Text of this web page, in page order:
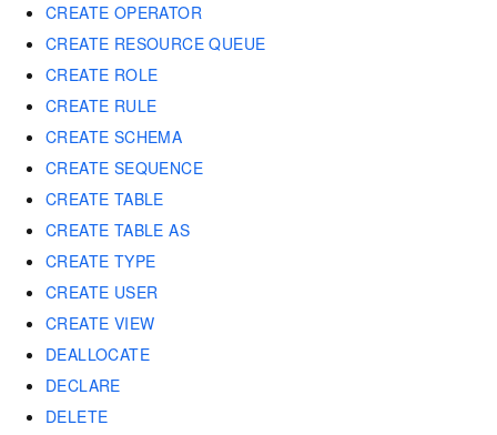
CREATE OPERATOR
CREATE RESOURCE QUEUE
CREATE ROLE
CREATE RULE
CREATE SCHEMA
CREATE SEQUENCE
CREATE TABLE
CREATE TABLE AS
CREATE TYPE
CREATE USER
CREATE VIEW
DEALLOCATE
DECLARE
DELETE